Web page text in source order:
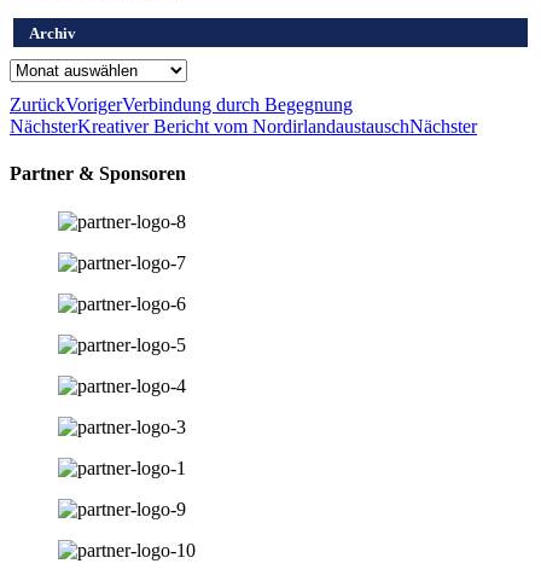
Archiv
Archiv
ZurückVorigerVerbindung durch Begegnung
NächsterKreativer Bericht vom NordirlandaustauschNächster
Partner & Sponsoren